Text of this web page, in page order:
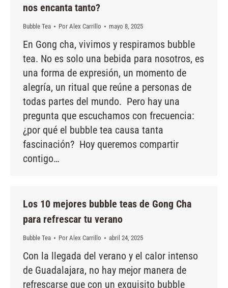
nos encanta tanto?
Bubble Tea Por Alex Carrillo mayo 8, 2025
En Gong cha, vivimos y respiramos bubble
tea. No es solo una bebida para nosotros, es
una forma de expresión, un momento de
alegría, un ritual que reúne a personas de
todas partes del mundo. Pero hay una
pregunta que escuchamos con frecuencia:
¿por qué el bubble tea causa tanta
fascinación? Hoy queremos compartir
contigo…
Los 10 mejores bubble teas de Gong Cha
para refrescar tu verano
Bubble Tea Por Alex Carrillo abril 24, 2025
Con la llegada del verano y el calor intenso
de Guadalajara, no hay mejor manera de
refrescarse que con un exquisito bubble